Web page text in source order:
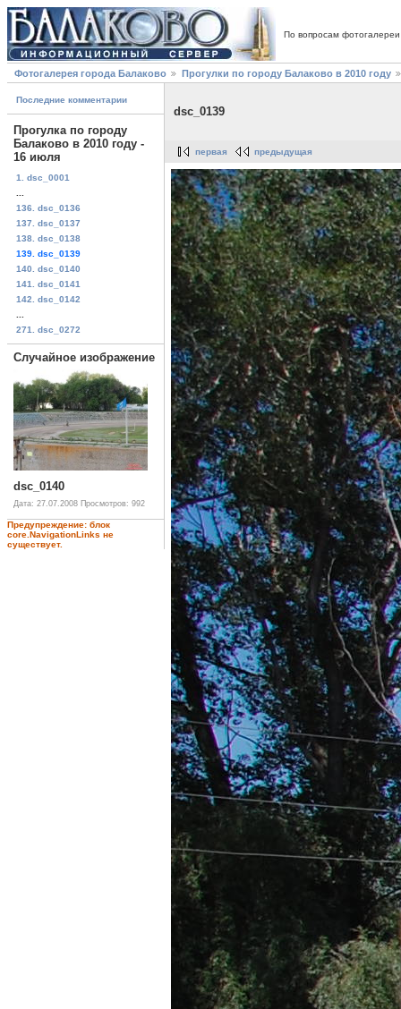
По вопросам
Фотогалерея города Балаково Прогулки по городу Балаково в 2010 году
Последние комментарии
Прогулка по городу
Балаково в 2010 году -
16 июля
1. dsc_0001
136. dsc_0136
137. dsc_0137
138. dsc_0138
139. dsc_0139
140. dsc_0140
141. dsc_0141
142. dsc_0142
271. dsc_0272
Случайное изображение
dsc_0140
Дата: 27.07.2008 Просмотров: 992
Предупреждение: блок
core.NavigationLinks не
существует.
dsc_0139
первая предыдущая